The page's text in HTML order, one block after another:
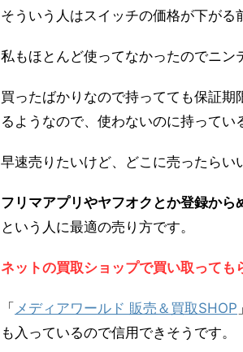
そういう人はスイッチの価格が下がる
私もほとんど使ってなかったのでニン
買ったばかりなので持ってても保証
るようなので、使わないのに持ってい
早速売りたいけど、どこに売ったらい
フリマアプリやヤフオクとか登録から
という人に最適の売り方です。
ネットの買取ショップで買い取っても
「 メディアワールド 販売＆買取SHOP
も入っているので信用できそうです。